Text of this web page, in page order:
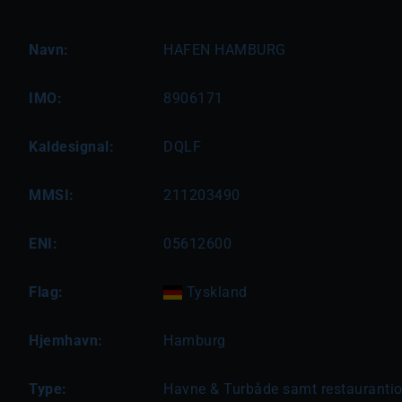
Navn: HAFEN HAMBURG
IMO: 8906171
Kaldesignal: DQLF
MMSI: 211203490
ENI: 05612600
Flag: Tyskland
Hjemhavn: Hamburg
Type: Havne & Turbåde samt